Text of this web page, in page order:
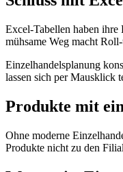
Excel-Tabellen haben ihre
mühsame Weg macht
Einzelhandelsplanung
lassen sich per Mausklick
Produkte mit
Ohne moderne
Produkte nicht zu den